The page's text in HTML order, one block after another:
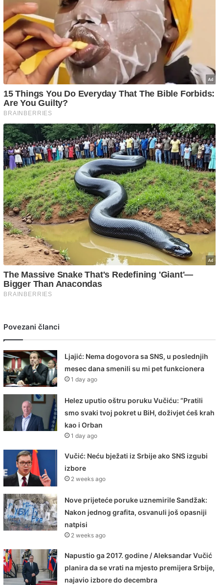
Povezani članci
Ljajić: Nema dogovora sa SNS, u poslednjih
mesec dana smenili su mi pet funkcionera
1 day ago
Helez uputio oštru poruku Vučiću: “Pratili
smo svaki tvoj pokret u BiH, doživjet ćeš krah
kao i Orban
1 day ago
Vučić: Neću bježati iz Srbije ako SNS izgubi
izbore
2 weeks ago
Nove prijeteće poruke uznemirile Sandžak:
Nakon jednog grafita, osvanuli još opasniji
natpisi
2 weeks ago
Napustio ga 2017. godine / Aleksandar Vučić
planira da se vrati na mjesto premijera Srbije,
najavio izbore do decembra